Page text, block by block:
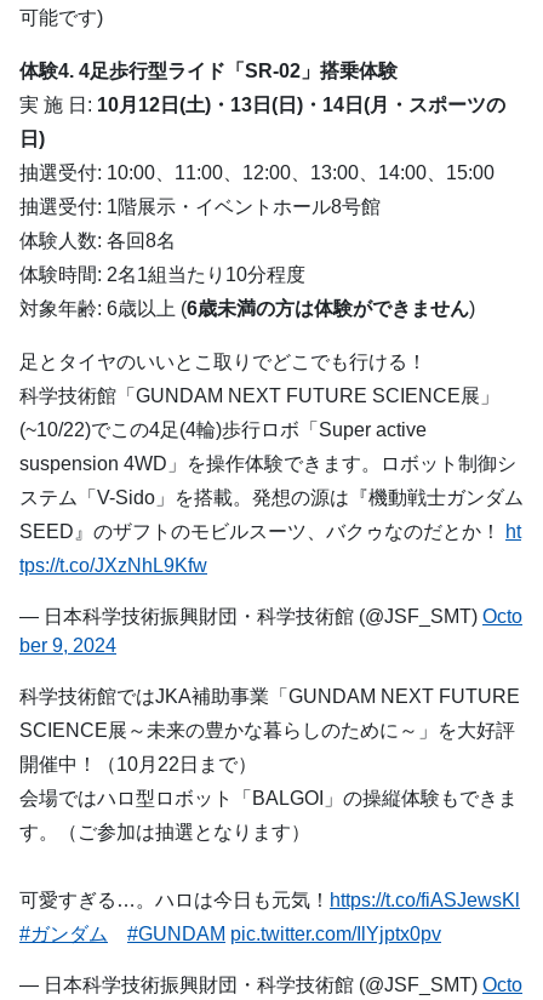
可能です)
体験4. 4足歩行型ライド「SR-02」搭乗体験
実 施 日: 10月12日(土)・13日(日)・14日(月・スポーツの
日)
抽選受付: 10:00、11:00、12:00、13:00、14:00、15:00
抽選受付: 1階展示・イベントホール8号館
体験人数: 各回8名
体験時間: 2名1組当たり10分程度
対象年齢: 6歳以上 (6歳未満の方は体験ができません)
足とタイヤのいいとこ取りでどこでも行ける！
科学技術館「GUNDAM NEXT FUTURE SCIENCE展」
(~10/22)でこの4足(4輪)歩行ロボ「Super active
suspension 4WD」を操作体験できます。ロボット制御シ
ステム「V-Sido」を搭載。発想の源は『機動戦士ガンダム
SEED』のザフトのモビルスーツ、バクゥなのだとか！
ht
tps://t.co/JXzNhL9Kfw
— 日本科学技術振興財団・科学技術館 (@JSF_SMT) Octo
ber 9, 2024
科学技術館ではJKA補助事業「GUNDAM NEXT FUTURE
SCIENCE展～未来の豊かな暮らしのために～」を大好評
開催中！（10月22日まで）
会場ではハロ型ロボット「BALGOI」の操縦体験もできま
す。（ご参加は抽選となります）
可愛すぎる…。ハロは今日も元気！ https://t.co/fiASJewsKl
#ガンダム
#GUNDAM pic.twitter.com/IlYjptx0pv
— 日本科学技術振興財団・科学技術館 (@JSF_SMT) Octo